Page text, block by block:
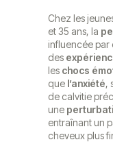
Chez les
et 35 ans, la
influencée par
des
les chocs
que l’anxiété,
de calvitie
une
entraînant un
cheveux plus